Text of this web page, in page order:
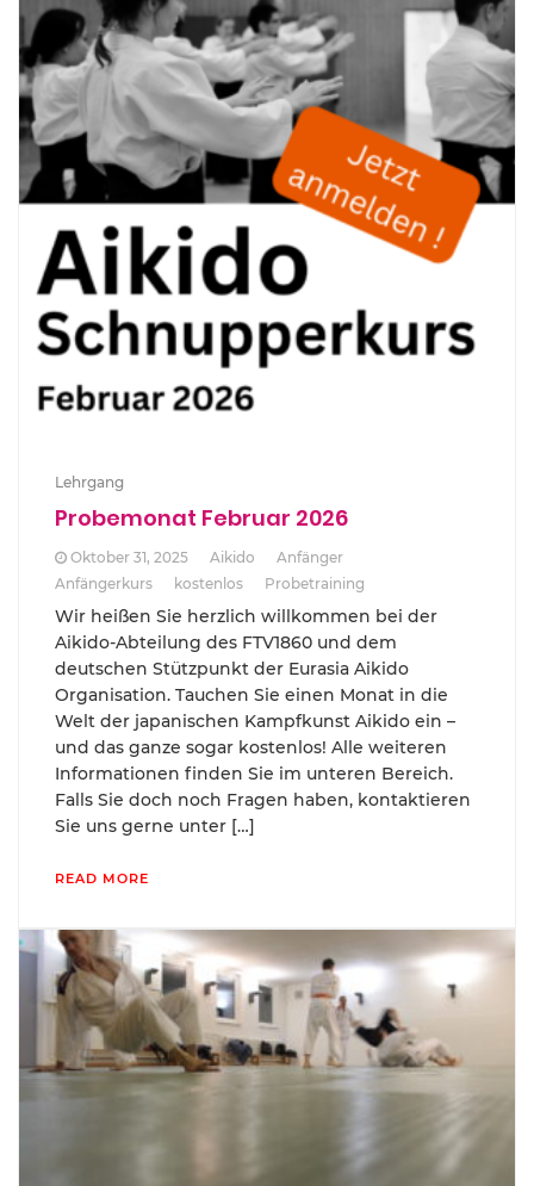
Lehrgang
Probemonat Februar 2026
Oktober 31, 2025 Aikido
Anfänger
Anfängerkurs
kostenlos Probetraining
Wir heißen Sie herzlich willkommen bei der
Aikido-Abteilung des FTV1860 und dem
deutschen Stützpunkt der Eurasia Aikido
Organisation. Tauchen Sie einen Monat in die
Welt der japanischen Kampfkunst Aikido ein –
und das ganze sogar kostenlos! Alle weiteren
Informationen finden Sie im unteren Bereich.
Falls Sie doch noch Fragen haben, kontaktieren
Sie uns gerne unter […]
READ MORE